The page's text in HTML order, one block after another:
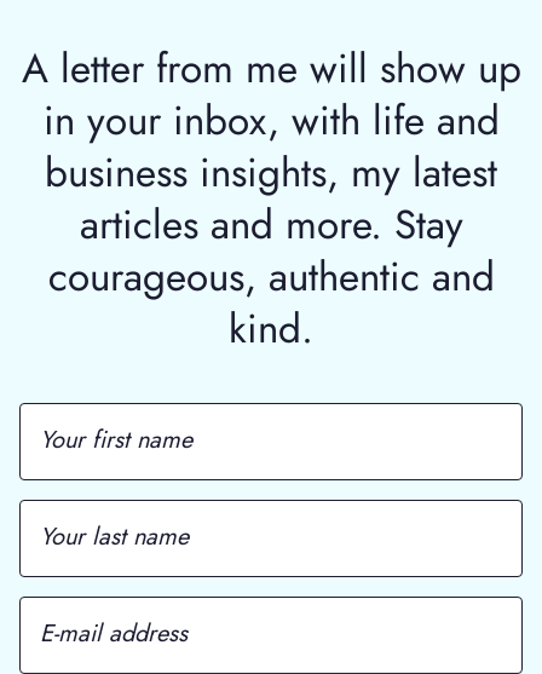
A letter from me will show up
in your inbox, with life and
business insights, my latest
articles and more. Stay
courageous, authentic and
kind.